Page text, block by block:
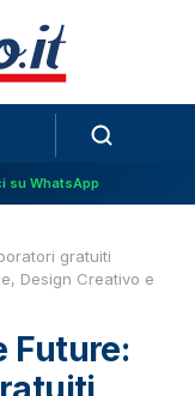
su WhatsApp
gratuiti
Design Creativo e
Future: